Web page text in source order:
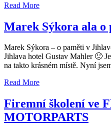
Read More
Marek Sýkora ala o
Marek Sýkora – o paměti v
Jihlava hotel Gustav Mahler 🙂
na takto krásném místě. Nyní
Read More
Firemní školení ve
MOTORPARTS